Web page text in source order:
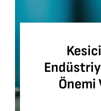
Önemi